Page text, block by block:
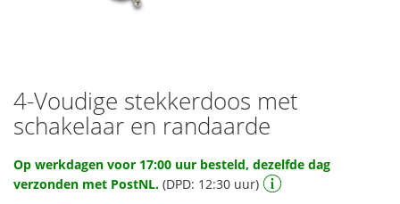
Ga
naar
het
van
de
4-Voudige stekkerdoos met
schakelaar en randaarde
Op werkdagen voor 17:00 uur besteld, dezelfde dag
verzonden met PostNL. (DPD: 12:30 uur)